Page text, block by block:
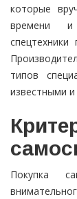
которые
времени и
типов
известными
Покупка